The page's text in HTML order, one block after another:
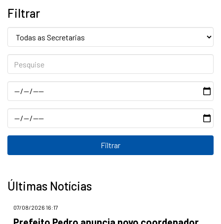
Filtrar
Data
Data
Últimas Notícias
07/08/2026 16:17